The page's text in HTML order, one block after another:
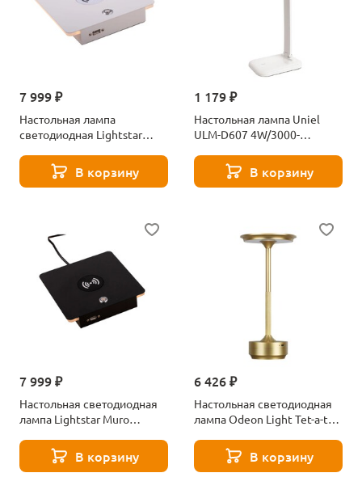
7 999 ₽
Настольная лампа
светодиодная Lightstar
В корзину
1 179 ₽
Настольная лампа Uniel
ULM-D607 4W/3000-
00010743
В корзину
7 999 ₽
Настольная светодиодная
лампа Lightstar Muro
В корзину
6 426 ₽
Настольная светодиодная
лампа Odeon Light Tet-a-tet
В корзину